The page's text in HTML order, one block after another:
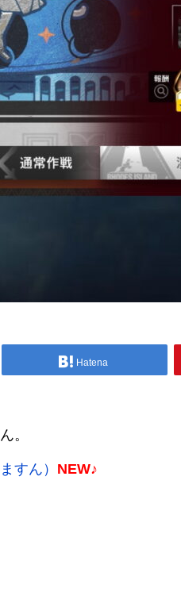
Hatena
。
すん） NEW♪